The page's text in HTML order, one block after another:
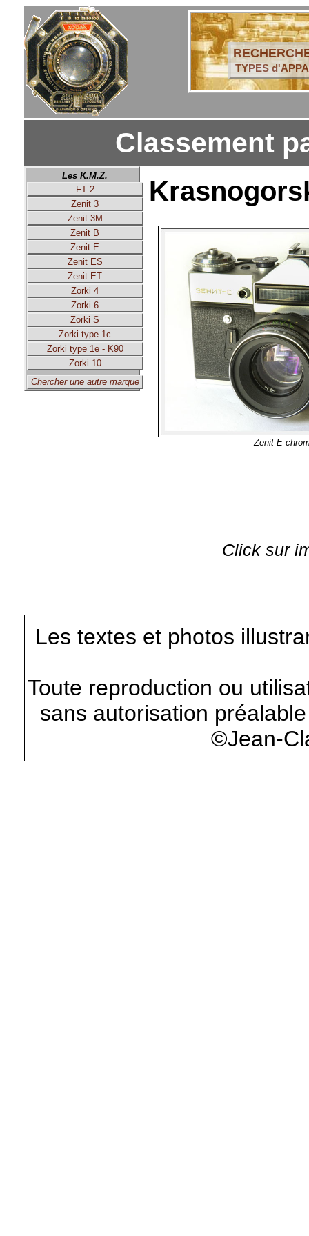
TYPES
Classement
Les K.M.Z.
FT 2
Zenit 3
Zenit 3M
Zenit B
Zenit E
Zenit ES
Zenit ET
Zorki 4
Zorki 6
Zorki S
Zorki type 1c
Zorki type 1e - K90
Zorki 10
Chercher une autre marque
Zenit E
Click sur
Les textes et photos
Toute reproduction ou
sans autorisation
©Jean-